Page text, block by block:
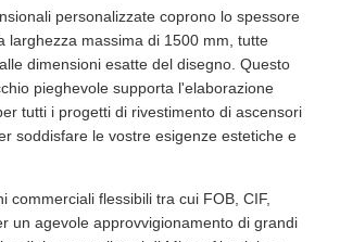
personalizzate coprono lo spessore
larghezza massima di 1500 mm, tutte
dimensioni esatte del disegno. Questo
pieghevole supporta l'elaborazione
tutti i progetti di rivestimento di ascensori
soddisfare le vostre esigenze estetiche e
commerciali flessibili tra cui FOB, CIF,
un agevole approvvigionamento di grandi